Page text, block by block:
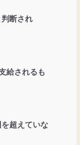
断され
給されるも
超えていな